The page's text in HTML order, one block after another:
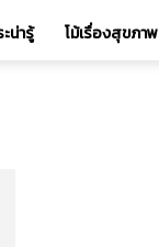
น่ารู้ โม้เรื่องสุขภาพ